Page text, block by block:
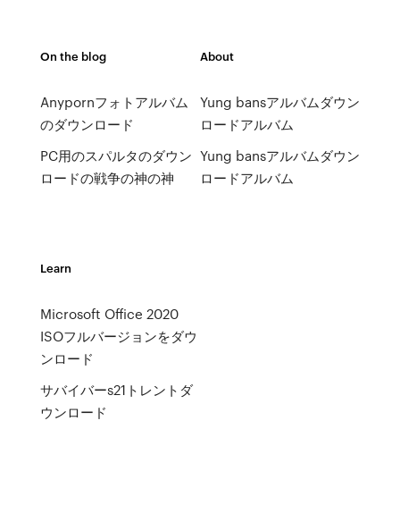
On the blog
Anypornフォトアルバム
のダウンロード
PC用のスパルタのダウン
ロードの戦争の神の神
About
Yung bansアルバムダウン
ロードアルバム
Yung bansアルバムダウン
ロードアルバム
Learn
Microsoft Office 2020
ISOフルバージョンをダウ
ンロード
サバイバーs21トレントダ
ウンロード